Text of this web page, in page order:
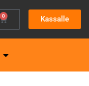
0 Kassalle